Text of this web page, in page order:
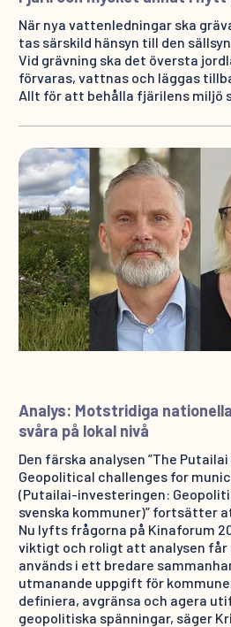
När nya vattenledningar ska
tas särskild hänsyn till den
Vid grävning ska det översta
förvaras, vattnas och läggas
Allt för att behålla fjärilens miljö
Analys: Motstridiga
svåra på lokal nivå
Den färska analysen ”The
Geopolitical challenges for
(Putailai-investeringen:
svenska kommuner)” fortsätter
Nu lyfts frågorna på Kinaforum
viktigt och roligt att analysen får
används i ett bredare
utmanande uppgift för
definiera, avgränsa och agera
geopolitiska spänningar, säger